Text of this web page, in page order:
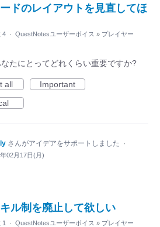
ドのレイアウトを見直してほ
4 · QuestNotesユーザーボイス » プレイヤー
なたにとってどれくらい重要ですか?
all
Important
さんがアイデアをサポートしました ·
02月17日(月)
ル制を廃止して欲しい
1 · QuestNotesユーザーボイス » プレイヤー